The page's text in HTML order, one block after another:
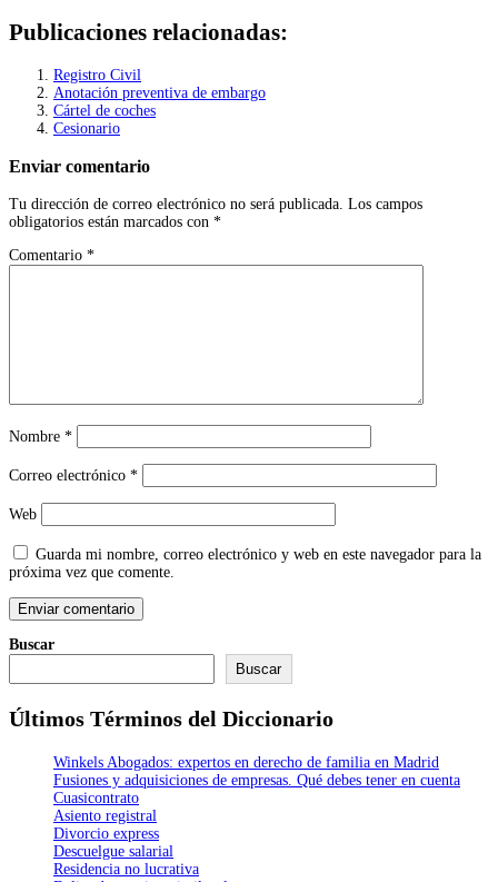
Publicaciones relacionadas:
Registro Civil
Anotación preventiva de embargo
Cártel de coches
Cesionario
Enviar comentario
Tu dirección de correo electrónico no será publicada. Los campos
obligatorios están marcados con *
Comentario *
Nombre *
Correo electrónico *
Web
Guarda mi nombre, correo electrónico y web en este navegador para la
próxima vez que comente.
Buscar
Buscar
Últimos Términos del Diccionario
Winkels Abogados: expertos en derecho de familia en Madrid
Fusiones y adquisiciones de empresas. Qué debes tener en cuenta
Cuasicontrato
Asiento registral
Divorcio express
Descuelgue salarial
Residencia no lucrativa